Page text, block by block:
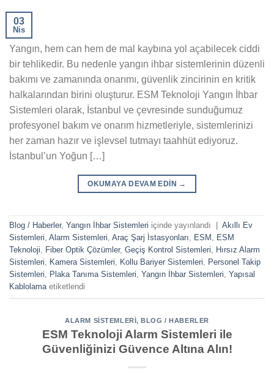
03
Nis
Yangın, hem can hem de mal kaybına yol açabilecek ciddi
bir tehlikedir. Bu nedenle yangın ihbar sistemlerinin düzenli
bakımı ve zamanında onarımı, güvenlik zincirinin en kritik
halkalarından birini oluşturur. ESM Teknoloji Yangın İhbar
Sistemleri olarak, İstanbul ve çevresinde sunduğumuz
profesyonel bakım ve onarım hizmetleriyle, sistemlerinizi
her zaman hazır ve işlevsel tutmayı taahhüt ediyoruz.
İstanbul’un Yoğun […]
OKUMAYA DEVAM EDIN →
Blog / Haberler, Yangın İhbar Sistemleri içinde yayınlandı
Akıllı Ev
Sistemleri Alarm Sistemleri Araç Şarj İstasyonları ESM
ESM
Teknoloji
Fiber Optik Çözümler, Geçiş Kontrol Sistemleri
Hırsız Alarm
Sistemleri
Kamera Sistemleri Kollu Bariyer Sistemleri
Personel Takip
Sistemleri
Plaka Tanıma Sistemleri Yangın İhbar Sistemleri Yapısal
Kablolama etiketlendi
ALARM SISTEMLERI,BLOG / HABERLER
ESM Teknoloji Alarm Sistemleri ile
Güvenliğinizi Güvence Altına Alın!